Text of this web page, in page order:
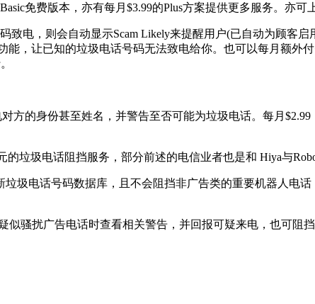
免费版本，亦有每月$3.99的Plus方案提供更多服务。亦可
致电，则会自动显示Scam Likely来提醒用户(已自动为顾客启
能，让已知的垃圾电话号码无法致电给你。也可以每月额外
方的身份甚至姓名，并警告至否可能为垃圾电话。每月
的垃圾电话阻挡服务，部分前述的电信业者也是和 Hiya与
垃圾电话号码数据库，且不会阻挡非广告类的重要机器人电
似骚扰广告电话时查看相关警告，并回报可疑来电，也可阻